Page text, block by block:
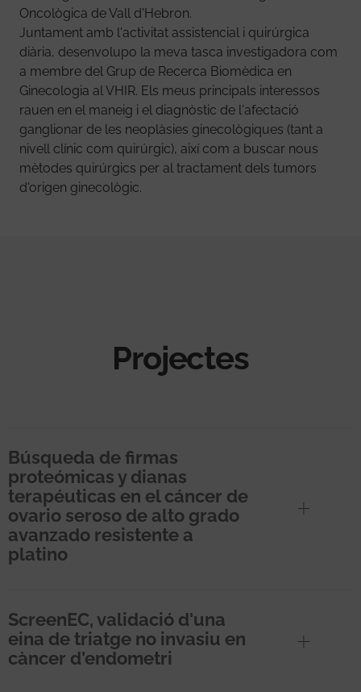
Oncològica de Vall d'Hebron.
Juntament amb l'activitat assistencial i quirúrgica
diària, desenvolupo la meva tasca investigadora com
a membre del Grup de Recerca Biomèdica en
Ginecologia al VHIR. Els meus principals interessos
rauen en el maneig i el diagnòstic de l'afectació
ganglionar de les neoplàsies ginecològiques (tant a
nivell clínic com quirúrgic), així com a buscar nous
mètodes quirúrgics per al tractament dels tumors
d'origen ginecològic.
Projectes
Búsqueda de firmas
proteómicas y dianas
terapéuticas en el cáncer de
ovario seroso de alto grado
avanzado resistente a
platino
ScreenEC, validació d'una
eina de triatge no invasiu en
càncer d'endometri